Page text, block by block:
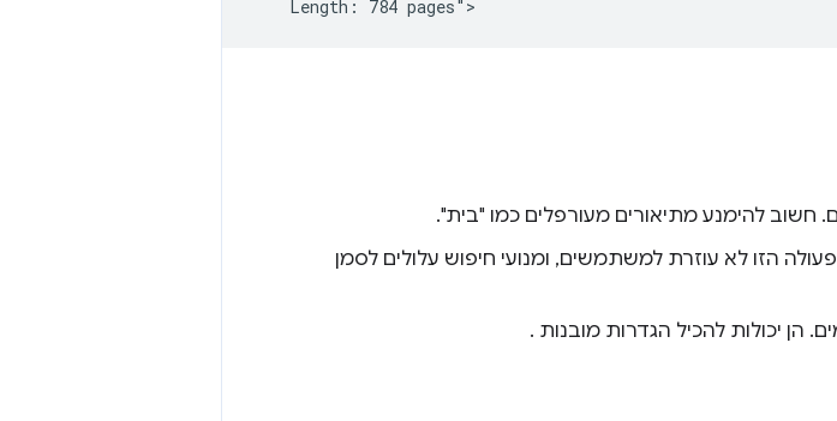
חשוב להימנע מתיאורים מעורפלים כמו "בית".
הזו לא עוזרת למשתמשים, ומנועי חיפוש עלולים לסמן
הן יכולות להכיל הגדרות מובנות .